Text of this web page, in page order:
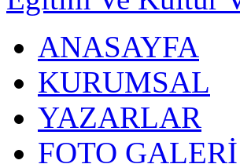
ANASAYFA
KURUMSAL
YAZARLAR
FOTO GALERİ